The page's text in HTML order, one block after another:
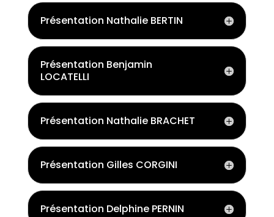
Présentation Nathalie BERTIN
Présentation Benjamin
LOCATELLI
Présentation Nathalie BRACHET
Présentation Gilles CORGINI
Présentation Delphine PERNIN